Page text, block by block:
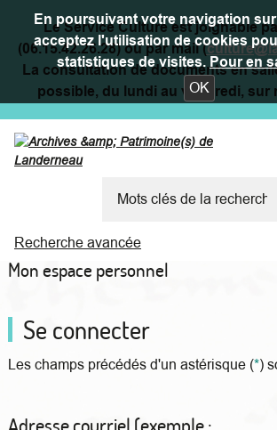
En poursuivant votre navigation
acceptez l'utilisation de cookies
statistiques de visites.Pour en
OK
Le Service Culture est joignable
(06.15.42.26.28) ou par mail (
La consultation de documents en
possible, du lundi au vendredi, sur
Recherche avancée
Mon espace personnel
Se connecter
Les champs précédés d'un astérisque (*)